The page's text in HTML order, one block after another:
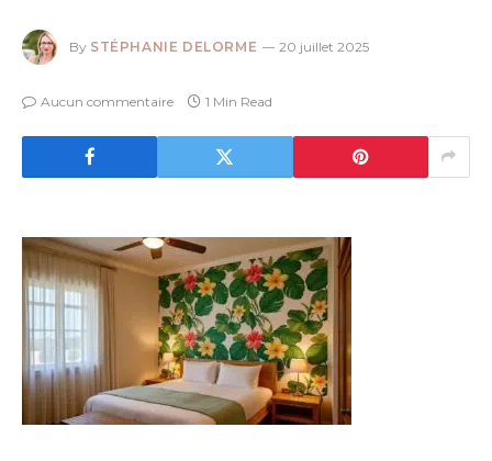
By STÉPHANIE DELORME 20 juillet 2025
Aucun commentaire 1 Min Read